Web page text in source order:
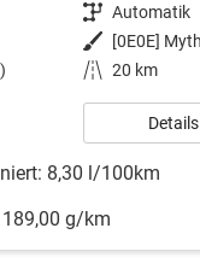
Getriebe Automatik
Außenfarbe
Kilometerstand 20 km
Details
8,30 l/100km
189,00 g/km